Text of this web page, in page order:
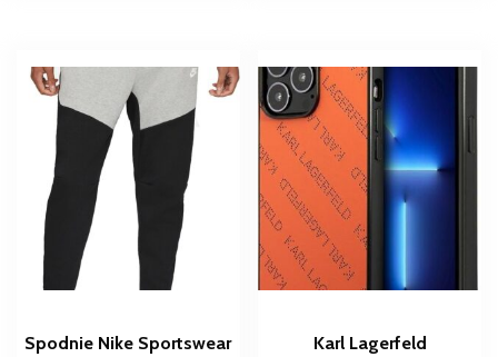
Spodnie Nike Sportswear
Karl Lagerfeld